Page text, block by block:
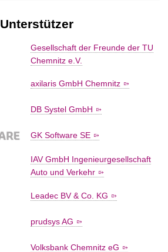
Unterstützer
Gesellschaft der Freunde der TU
Chemnitz e.V.
axilaris GmbH Chemnitz
DB Systel GmbH
GK Software SE
IAV GmbH Ingenieurgesellschaft
Auto und Verkehr
Leadec BV & Co. KG
prudsys AG
Volksbank Chemnitz eG